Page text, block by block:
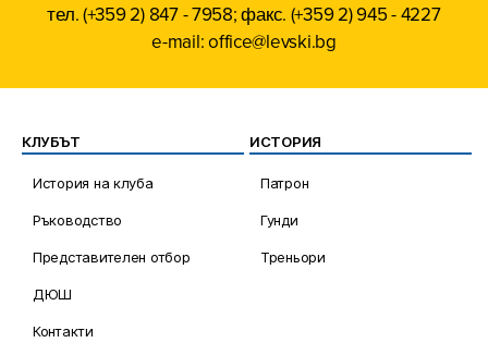
тел. (+359 2) 847 - 7958; факс. (+359 2) 945 - 4227
e-mail: office@levski.bg
КЛУБЪТ
История на клуба
Ръководство
Представителен отбор
ДЮШ
Контакти
ИСТОРИЯ
Патрон
Гунди
Треньори